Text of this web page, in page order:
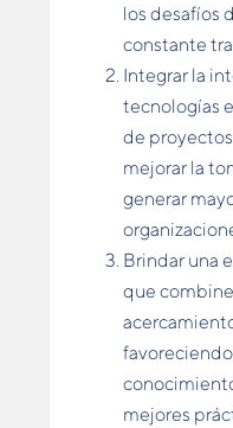
los desafíos
constante
Integrar la
tecnologías
de
mejorar la
generar
Brindar una
que
mejores